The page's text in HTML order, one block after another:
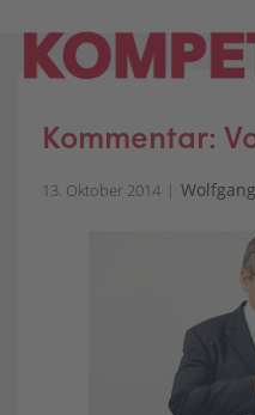
content
Kommentar:
13. Oktober 2014